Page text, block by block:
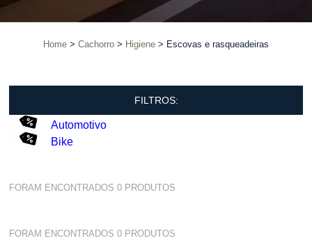
Home Cachorro Higiene Escovas e rasqueadeiras
FILTROS:
Automotivo
Bike
FORAM ENCONTRADOS0 PRODUTOS
FORAM ENCONTRADOS0 PRODUTOS